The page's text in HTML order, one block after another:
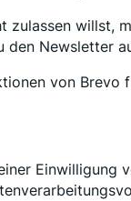
zulassen
den Newsletter
von